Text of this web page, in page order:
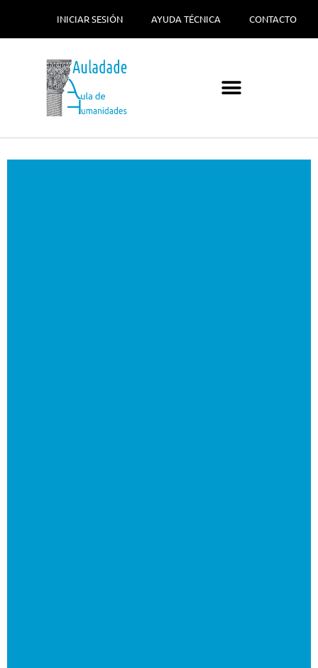
INICIAR SESIÓN AYUDA TÉCNICA CONTACTO